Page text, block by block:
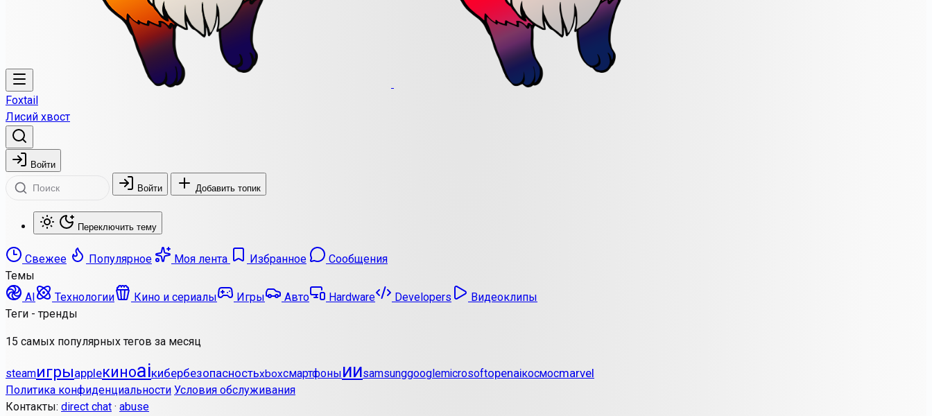
Foxtail
Лисий хвост
Войти
Войти Добавить топик
Переключить тему
Свежее Популярное Моя лента Избранное
Сообщения
Темы
AI
Технологии Кино и сериалы Игры Авто Hardware Developers
Видеоклипы
Теги - тренды
15 самых популярных тегов за месяц
steamигрыappleкиноaiкибербезопасностьxboxсмартфоныииsamsunggooglemicrosoftopenaiкосмосmarvel
Политика конфиденциальности Условия обслуживания
Контакты: direct chat · abuse